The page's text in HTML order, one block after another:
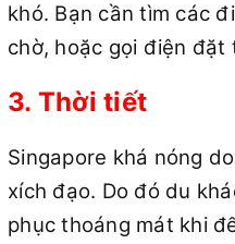
khó. Bạn cần tìm các
chờ, hoặc gọi điện đặt
3. Thời tiết
Singapore khá nóng
xích đạo. Do đó du
phục thoáng mát khi